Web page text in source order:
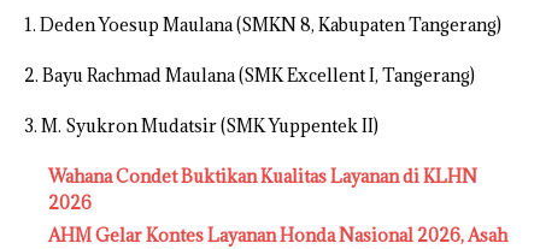
1. Deden Yoesup Maulana (SMKN 8, Kabupaten Tangerang)
2. Bayu Rachmad Maulana (SMK Excellent I, Tangerang)
3. M. Syukron Mudatsir (SMK Yuppentek II)
Wahana Condet Buktikan Kualitas Layanan di KLHN
2026
AHM Gelar Kontes Layanan Honda Nasional 2026, Asah